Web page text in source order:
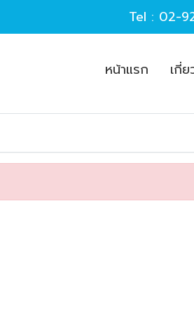
Tel : 02-
หน้าแรก เกี่ย